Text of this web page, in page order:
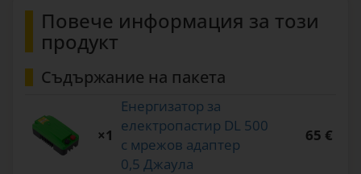
Повече информация за този
продукт
Съдържание на пакета
×1
Енергизатор за
електропастир DL 500
с мрежов адаптер
0,5 Джаула
65 €